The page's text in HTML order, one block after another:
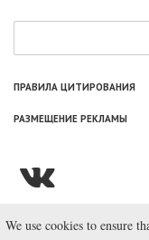
ПРАВИЛА ЦИТИРОВАНИЯ
РАЗМЕЩЕНИЕ РЕКЛАМЫ
© ООО
We use cookies to ensure